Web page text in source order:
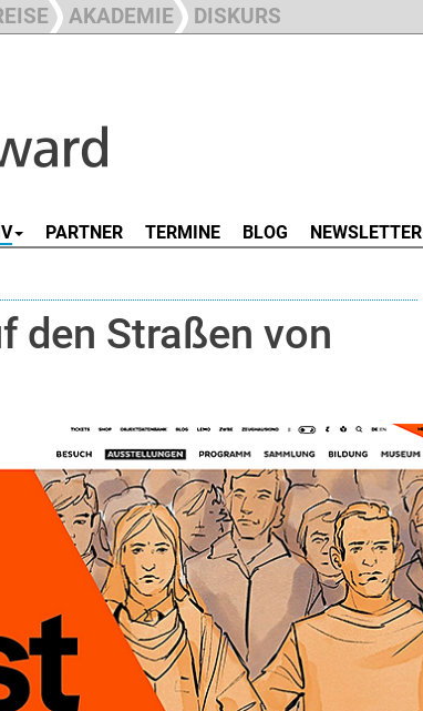
AKADEMIE DISKURS
PARTNER TERMINE BLOG NEWSLETTER
den Straßen von